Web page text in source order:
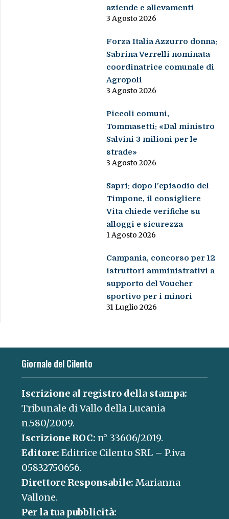
aziende e allevamenti
3 Agosto 2026
Forza Italia Azzurro donna:
Sabrina Verrelli nominata
coordinatrice comunale di
Agropoli
3 Agosto 2026
Piccoli comuni,
Tommasetti: «Dal ministro
Salvini 3 milioni per le
strade»
3 Agosto 2026
Sapri: dopo l’episodio del
Timpone, il consigliere
Vita chiede verifiche su
alloggi e sicurezza
1 Agosto 2026
Campania, concorso per 12
istruttori amministrativi a
supporto del Voucher
sportivo per i minori
31 Luglio 2026
Giornale del Cilento
Iscrizione al registro della stampa:
Tribunale di Vallo della Lucania
n.580/2009.
Iscrizione ROC: n° 33606/2019.
Editore: Editrice Cilento SRL – P.iva
05832750656.
Direttore Responsabile: Marianna
Vallone.
Per la tua pubblicità: